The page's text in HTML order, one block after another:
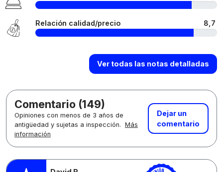
Relación calidad/precio 8,7
Ver todas las notas detalladas
Comentario (149)
Opiniones con menos de 3 años de
antigüedad y sujetas a inspección. Más
información
Dejar un
comentario